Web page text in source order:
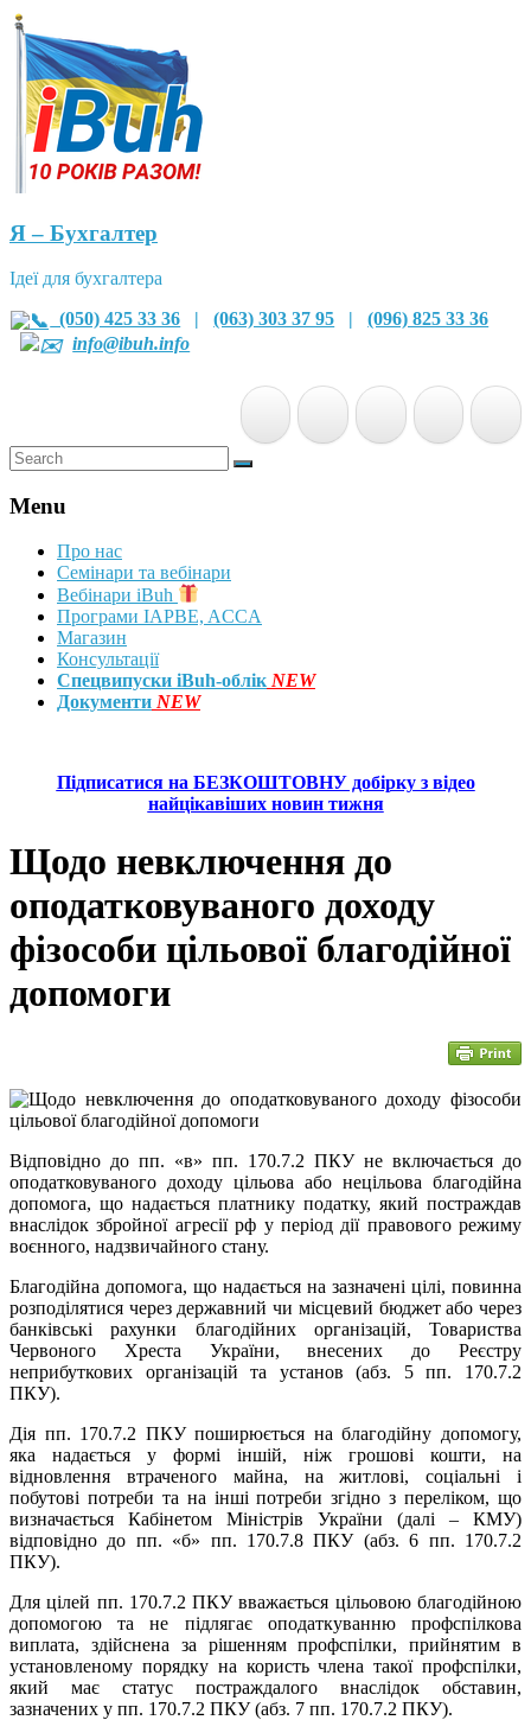
Я – Бухгалтер
Ідеї для бухгалтера
(050) 425 33 36 |(063) 303 37 95 |(096) 825 33 36
info@ibuh.info
Menu
Про нас
Семінари та вебінари
Вебінари iBuh
Програми IAPBE, ACCA
Магазин
Консультації
Спецвипуски iBuh-облік NEW
Документи NEW
Підписатися на БЕЗКОШТОВНУ добірку з відео
найцікавіших новин тижня
Щодо невключення до
оподатковуваного доходу
фізособи цільової благодійної
допомоги
Відповідно до пп. «в» пп. 170.7.2 ПКУ не включається до
оподатковуваного доходу цільова або нецільова благодійна
допомога, що надається платнику податку, який постраждав
внаслідок збройної агресії рф у період дії правового режиму
воєнного, надзвичайного стану.
Благодійна допомога, що надається на зазначені цілі, повинна
розподілятися через державний чи місцевий бюджет або через
банківські рахунки благодійних організацій, Товариства
Червоного Хреста України, внесених до Реєстру
неприбуткових організацій та установ (абз. 5 пп. 170.7.2
ПКУ).
Дія пп. 170.7.2 ПКУ поширюється на благодійну допомогу,
яка надається у формі іншій, ніж грошові кошти, на
відновлення втраченого майна, на житлові, соціальні і
побутові потреби та на інші потреби згідно з переліком, що
визначається Кабінетом Міністрів України (далі – КМУ)
відповідно до пп. «б» пп. 170.7.8 ПКУ (абз. 6 пп. 170.7.2
ПКУ).
Для цілей пп. 170.7.2 ПКУ вважається цільовою благодійною
допомогою та не підлягає оподаткуванню профспілкова
виплата, здійснена за рішенням профспілки, прийнятим в
установленому порядку на користь члена такої профспілки,
який має статус постраждалого внаслідок обставин,
зазначених у пп. 170.7.2 ПКУ (абз. 7 пп. 170.7.2 ПКУ).